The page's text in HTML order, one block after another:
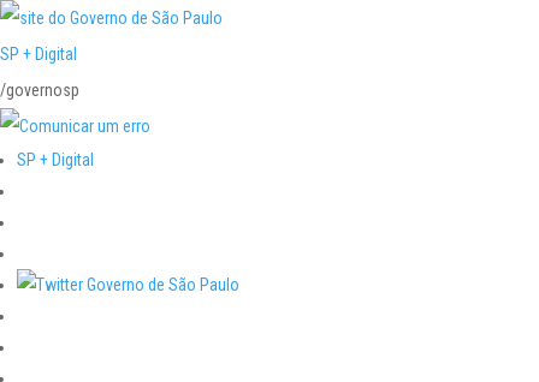
SP + Digital
/governosp
SP + Digital